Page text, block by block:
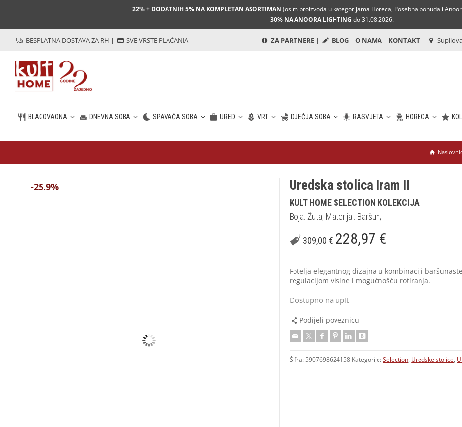
22% + DODATNIH 5% NA KOMPLETAN ASORTIMAN (osim proizvoda u kategorijama Horeca, Posebna ponuda i
30% NA ANOORA LIGHTING do 31.08.2026.
BESPLATNA DOSTAVA ZA RH | SVE VRSTE PLAĆANJA ZA PARTNERE | BLOG | O NAMA | KONTAKT |
BLAGOVAONA DNEVNA SOBA SPAVAĆA SOBA URED VRT DJEČJA SOBA RASVJETA HORECA
HR
-25.9% Uredska stolica Iram II
KULT HOME SELECTION KOLEKCIJA
Boja: Žuta; Materijal: Baršun;
309,00€ 228,97 €
Fotelja elegantnog dizajna u kombinaciji
regulacijom visine i mogućnošću rotiranja.
Dostupno na upit
Podijeli poveznicu
Šifra: 5907698624158 Kategorije:Selection Uredske stolice